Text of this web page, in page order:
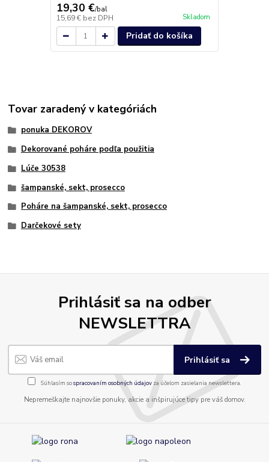
19,30 €/bal
15,69 € bez DPH Skladom
Pridať do košíka
Tovar zaradený v kategóriách
ponuka DEKOROV
Dekorované poháre podľa použitia
Lúče 30538
šampanské, sekt, prosecco
Poháre na šampanské, sekt, prosecco
Darčekové sety
Prihlásiť sa na odber
NEWSLETTRA
Prihlásiť sa
Súhlasím sospracovaním osobných údajov za účelom zasielania newslettera.
Nepremeškajte najnovšie ponuky, akcie a inšpirujúce tipy pre váš domov.